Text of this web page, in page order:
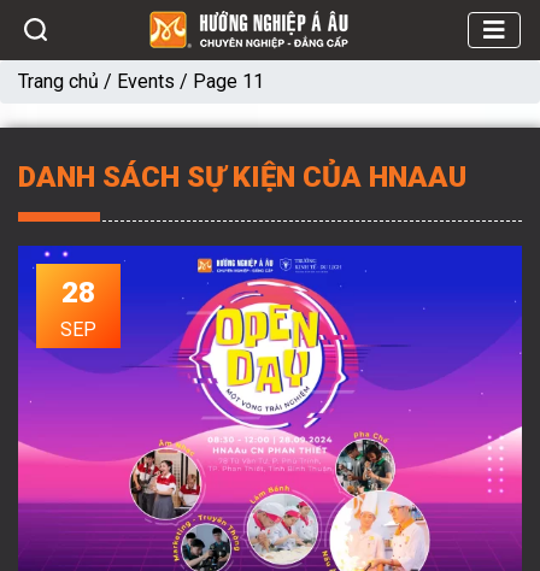
Trang chủ / Events / Page 11
DANH SÁCH SỰ KIỆN CỦA HNAAU
28
SEP